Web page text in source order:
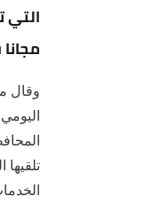
وقال
الخدمات 297) حالة